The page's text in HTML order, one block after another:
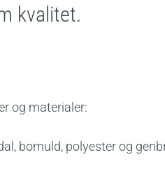
kvalitet.
og materialer:
bomuld, polyester og